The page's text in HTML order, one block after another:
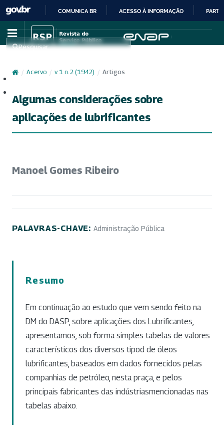
IR
PARA
CONTEÚDO
COMUNICA BR ACESSO À INFORMAÇÃO
Pesquisar
/ Acervo / v. 1 n. 2 (1942) / Artigos
Algumas considerações sobre
aplicações de lubrificantes
Manoel Gomes Ribeiro
PALAVRAS-CHAVE: Administração Pública
Resumo
Em continuação ao estudo que vem sendo feito na
DM do DASP, sobre aplicações dos Lubrificantes,
apresentamos, sob forma simples tabelas de valores
característicos dos diversos tipod de óleos
lubrificantes, baseados em dados fornecidos pelas
companhias de petróleo, nesta praça, e pelos
principais fabricantes das indústriasmencionadas nas
tabelas abaixo.